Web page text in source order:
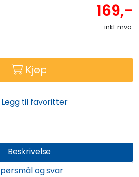
169,-
inkl. mva.
Kjøp
Legg til favoritter
Beskrivelse
og svar